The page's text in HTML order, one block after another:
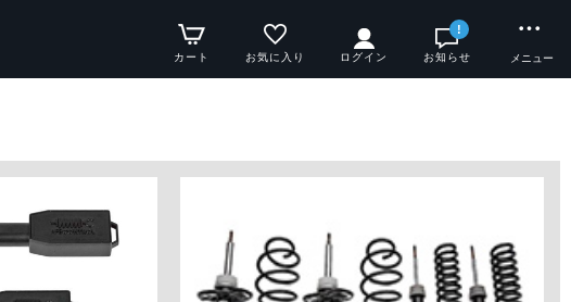
カート お気に入り ログイン
!
お知らせ メニュー